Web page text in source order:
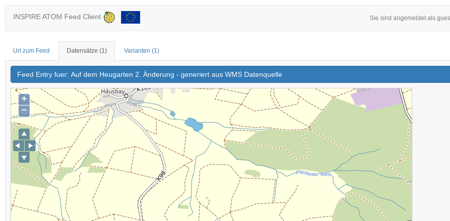
INSPIRE ATOM Feed Client Sie sind angemeldet als
Url zum Feed Datensätze (1) Varianten (1)
Feed Entry fuer: Auf dem Heugarten 2. Änderung - generiert aus WMS Datenquelle
+
−